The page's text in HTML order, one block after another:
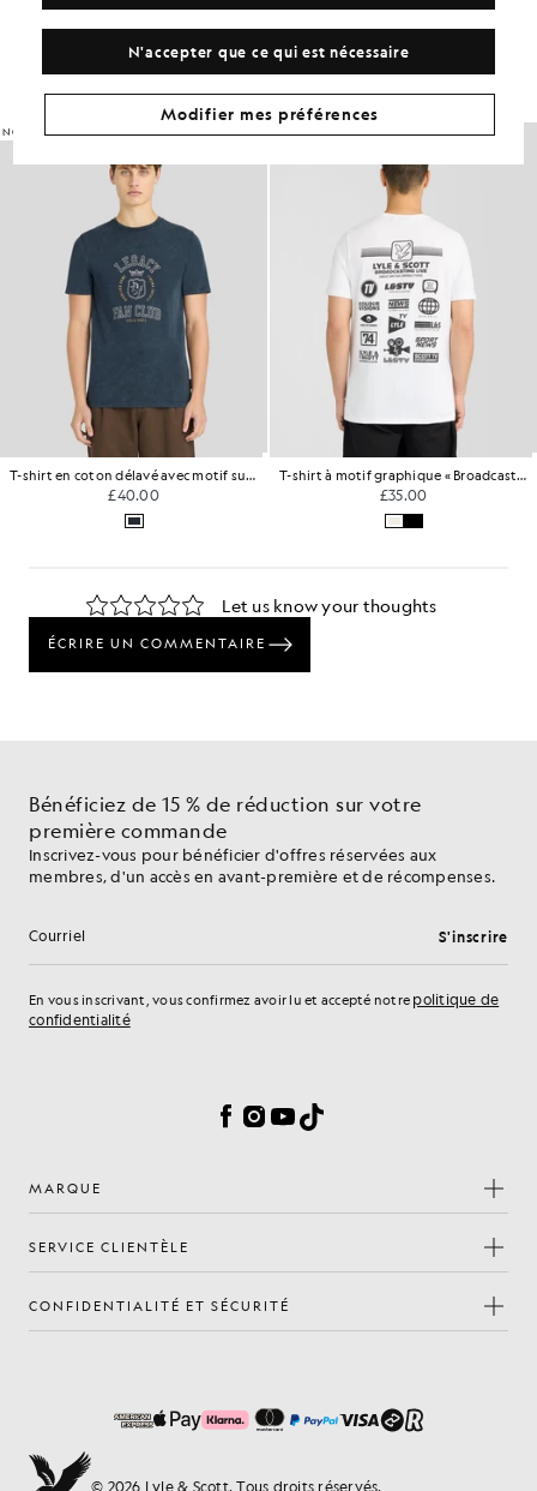
Adoptez ce look
Composez une tenue complète avec des pièces raffinées, conçues
pour rehausser votre garde-robe.
NOUVEAUTÉS
T-shirt en coton délavé avec motif sur la poitrine
£40.00
T-shirt à motif graphique « Broadcaster » dans le dos
£35.00
Bénéficiez de 15 % de réduction sur votre
première commande
Inscrivez-vous pour bénéficier d'offres réservées aux
membres, d'un accès en avant-première et de récompenses.
Adresse e-mail S'inscrire
En vous inscrivant, vous confirmez avoir lu et accepté notre politique de
confidentialité
Facebook
Instagram
YouTube
TikTok
MARQUE
SERVICE CLIENTÈLE
CONFIDENTIALITÉ ET SÉCURITÉ
© 2026 Lyle & Scott. Tous droits réservés.
N'accepter que ce qui est nécessaire
Modifier mes préférences